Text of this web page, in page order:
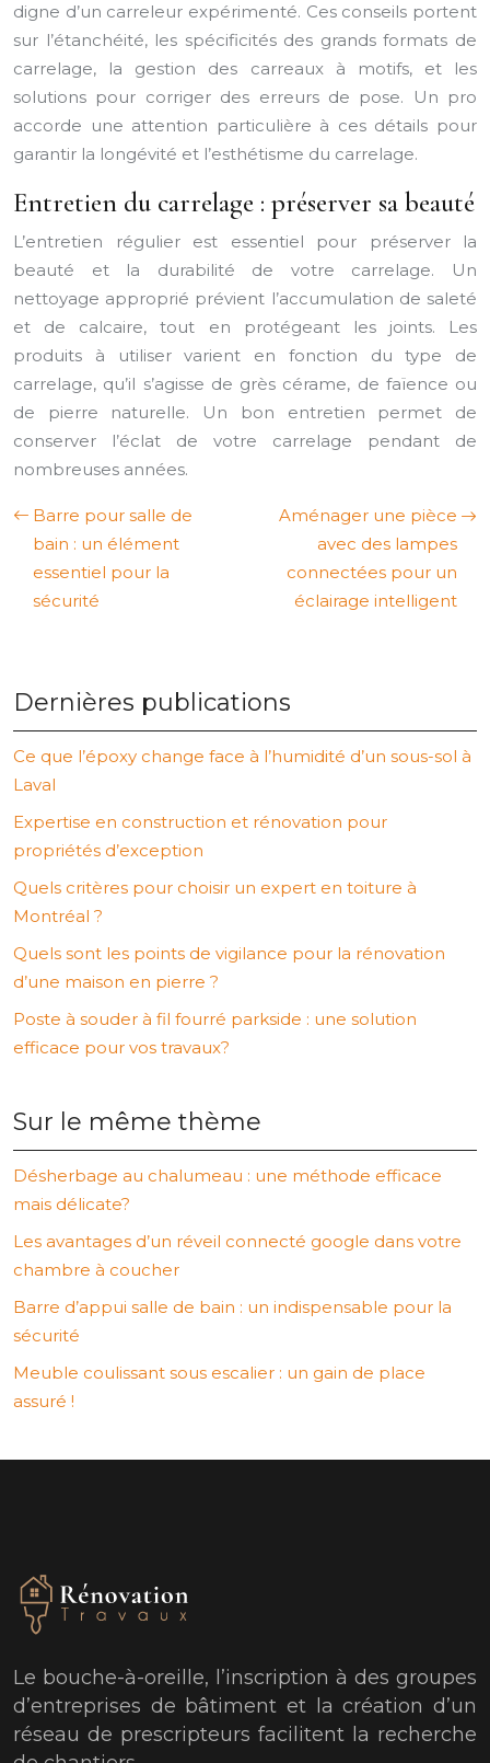
digne d’un carreleur expérimenté. Ces conseils portent
sur l’étanchéité, les spécificités des grands formats de
carrelage, la gestion des carreaux à motifs, et les
solutions pour corriger des erreurs de pose. Un pro
accorde une attention particulière à ces détails pour
garantir la longévité et l’esthétisme du carrelage.
Entretien du carrelage : préserver sa beauté
L’entretien régulier est essentiel pour préserver la
beauté et la durabilité de votre carrelage. Un
nettoyage approprié prévient l’accumulation de saleté
et de calcaire, tout en protégeant les joints. Les
produits à utiliser varient en fonction du type de
carrelage, qu’il s’agisse de grès cérame, de faïence ou
de pierre naturelle. Un bon entretien permet de
conserver l’éclat de votre carrelage pendant de
nombreuses années.
Barre pour salle de
bain : un élément
essentiel pour la
sécurité
Aménager une pièce
avec des lampes
connectées pour un
éclairage intelligent
Dernières publications
Ce que l’époxy change face à l’humidité d’un sous-sol à
Laval
Expertise en construction et rénovation pour
propriétés d’exception
Quels critères pour choisir un expert en toiture à
Montréal ?
Quels sont les points de vigilance pour la rénovation
d’une maison en pierre ?
Poste à souder à fil fourré parkside : une solution
efficace pour vos travaux?
Sur le même thème
Désherbage au chalumeau : une méthode efficace
mais délicate?
Les avantages d’un réveil connecté google dans votre
chambre à coucher
Barre d’appui salle de bain : un indispensable pour la
sécurité
Meuble coulissant sous escalier : un gain de place
assuré !
Le bouche-à-oreille, l’inscription à des groupes
d’entreprises de bâtiment et la création d’un
réseau de prescripteurs facilitent la recherche